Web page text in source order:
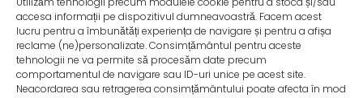
accesa informații pe dispozitivul dumneavoastră. Facem acest
lucru pentru a îmbunătăți experiența de navigare și pentru a afișa
reclame (ne)personalizate. Consimțământul pentru aceste
tehnologii ne va permite să procesăm date precum
comportamentul de navigare sau ID-uri unice pe acest site.
Neacordarea sau retragerea consimțământului poate afecta în mod
Aviz Legal
Contactați